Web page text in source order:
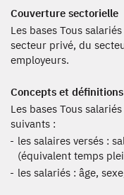
Couverture sectorielle
Les bases Tous
secteur privé, du
employeurs.
Concepts et
Les bases Tous
suivants :
les salaires versés :
(équivalent temps
les salariés : âge,